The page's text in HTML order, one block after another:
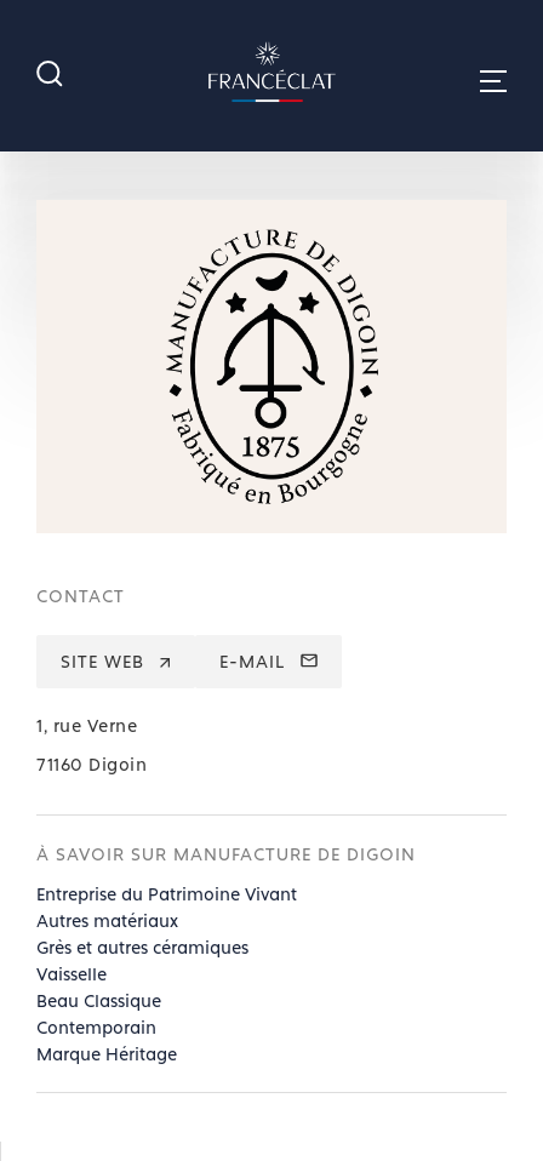
CONTACT
SITE WEB E-MAIL
1, rue Verne
71160 Digoin
À SAVOIR SUR MANUFACTURE DE DIGOIN
Entreprise du Patrimoine Vivant
Autres matériaux
Grès et autres céramiques
Vaisselle
Beau Classique
Contemporain
Marque Héritage